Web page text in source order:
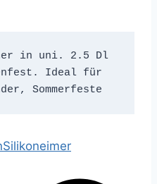
in uni. 2.5 Dl
Ideal für
Sommerfeste
Silikoneimer